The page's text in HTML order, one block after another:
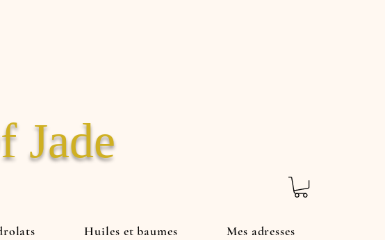
Jade
Huiles et baumes Mes adresses